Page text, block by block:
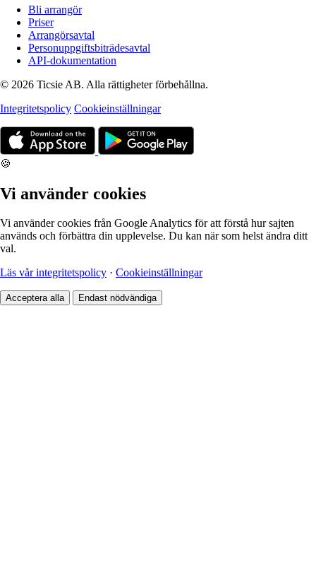
Bli arrangör
Priser
Arrangörsavtal
Personuppgiftsbiträdesavtal
API-dokumentation
© 2026 Ticsie AB. Alla rättigheter förbehållna.
Integritetspolicy Cookieinställningar
🍪
Vi använder cookies
Vi använder cookies från Google Analytics för att förstå hur sajten
används och förbättra din upplevelse. Du kan när som helst ändra ditt
val.
Läs vår integritetspolicy · Cookieinställningar
Acceptera alla Endast nödvändiga